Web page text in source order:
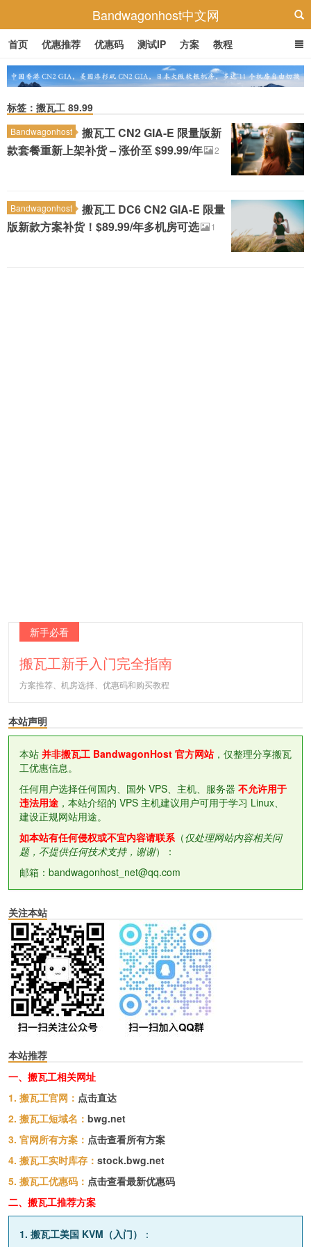
Bandwagonhost中文网
首页 优惠推荐 优惠码 测试IP 方案 教程
标签：搬瓦工 89.99
Bandwagonhost
搬瓦工 CN2 GIA-E 限量版新
款套餐重新上架补货 – 涨价至 $99.99/年
2
Bandwagonhost
搬瓦工 DC6 CN2 GIA-E 限量
版新款方案补货！$89.99/年多机房可选
1
新手必看
搬瓦工新手入门完全指南
方案推荐、机房选择、优惠码和购买教程
本站声明
本站 并非搬瓦工 BandwagonHost 官方网站，仅整理分享搬瓦
工优惠信息。
任何用户选择任何国内、国外 VPS、主机、服务器 不允许用于
违法用途 ，本站介绍的 VPS 主机建议用户可用于学习 Linux、
建设正规网站用途。
如本站有任何侵权或不宜内容请联系（仅处理网站内容相关问
题，不提供任何技术支持，谢谢）：
邮箱：bandwagonhost_net@qq.com
关注本站
本站推荐
一、搬瓦工相关网址
1. 搬瓦工官网： 点击直达
2. 搬瓦工短域名： bwg.net
3. 官网所有方案： 点击查看所有方案
4. 搬瓦工实时库存： stock.bwg.net
5. 搬瓦工优惠码： 点击查看最新优惠码
二、搬瓦工推荐方案
1. 搬瓦工美国 KVM（入门） ：